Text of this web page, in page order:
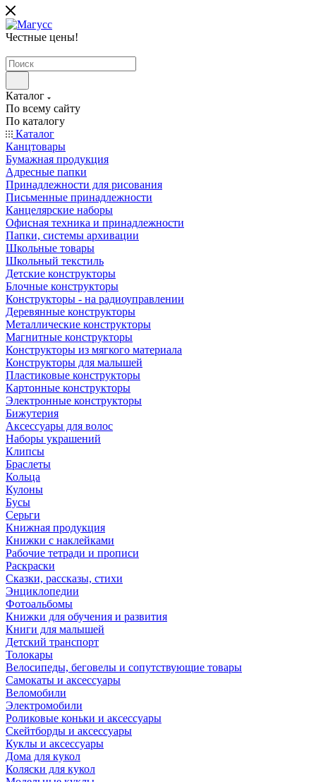
Честные цены!
Каталог
По всему сайту
По каталогу
Каталог
Канцтовары
Бумажная продукция
Адресные папки
Принадлежности для рисования
Письменные принадлежности
Канцелярские наборы
Офисная техника и принадлежности
Папки, системы архивации
Школьные товары
Школьный текстиль
Детские конструкторы
Блочные конструкторы
Конструкторы - на радиоуправлении
Деревянные конструкторы
Металлические конструкторы
Магнитные конструкторы
Конструкторы из мягкого материала
Конструкторы для малышей
Пластиковые конструкторы
Картонные конструкторы
Электронные конструкторы
Бижутерия
Аксессуары для волос
Наборы украшений
Клипсы
Браслеты
Кольца
Кулоны
Бусы
Серьги
Книжная продукция
Книжки с наклейками
Рабочие тетради и прописи
Раскраски
Сказки, рассказы, стихи
Энциклопедии
Фотоальбомы
Книжки для обучения и развития
Книги для малышей
Детский транспорт
Толокары
Велосипеды, беговелы и сопутствующие товары
Самокаты и аксессуары
Веломобили
Электромобили
Роликовые коньки и аксессуары
Скейтборды и аксессуары
Куклы и аксессуары
Дома для кукол
Коляски для кукол